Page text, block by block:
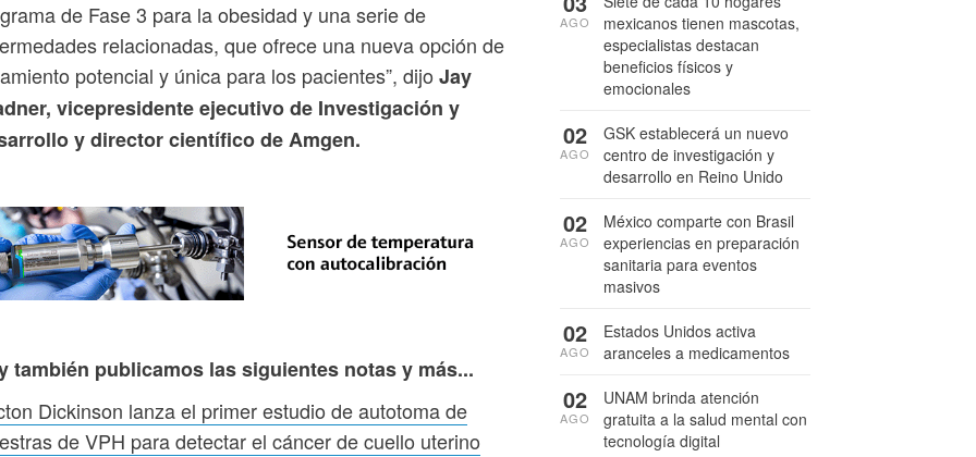
de Fase 3 para la obesidad y una serie de
relacionadas, que ofrece una nueva opción de
potencial y única para los pacientes”, dijo Jay
vicepresidente ejecutivo de Investigación y
y director científico de Amgen.
también publicamos las siguientes notas y más...
Dickinson lanza el primer estudio de autotoma de
de VPH para detectar el cáncer de cuello uterino
mexicanos tienen mascotas,
especialistas destacan
beneficios físicos y
emocionales
AGO
GSK establecerá un nuevo
centro de investigación y
desarrollo en Reino Unido
02
AGO
México comparte con Brasil
experiencias en preparación
sanitaria para eventos
masivos
02
AGO
Estados Unidos activa
aranceles a medicamentos
02
AGO
UNAM brinda atención
gratuita a la salud mental con
tecnología digital
02
AGO